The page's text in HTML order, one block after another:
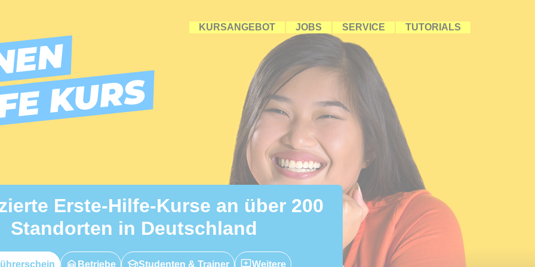
KURSANGEBOT JOBS SERVICE TUTORIALS
KURS
Erste-Hilfe-Kurse an über 200
Standorten in Deutschland
Betriebe Studenten & Trainer Weitere